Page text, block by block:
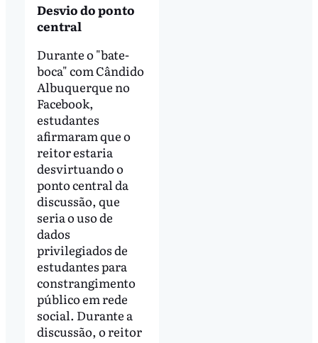
Desvio do ponto
central
Durante o "bate-
boca" com Cândido
Albuquerque no
Facebook,
estudantes
afirmaram que o
reitor estaria
desvirtuando o
ponto central da
discussão, que
seria o uso de
dados
privilegiados de
estudantes para
constrangimento
público em rede
social. Durante a
discussão, o reitor